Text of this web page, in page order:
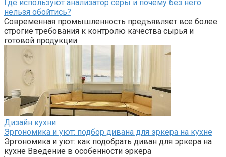
Где используют анализатор серы и почему без него
нельзя обойтись?
Современная промышленность предъявляет все более
строгие требования к контролю качества сырья и
готовой продукции.
Дизайн кухни
Эргономика и уют: подбор дивана для эркера на кухне
Эргономика и уют: как подобрать диван для эркера на
кухне Введение в особенности эркера